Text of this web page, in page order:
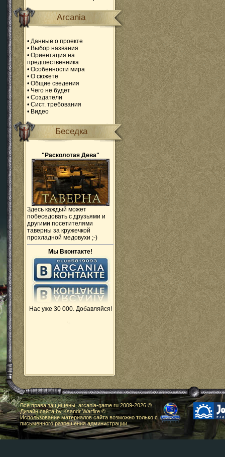
Arcania
• Данные о проекте
• Выбор названия
• Ориентация на
предшественника
• Особенности мира
• О сюжете
• Общие сведения
• Чего не будет
• Создатели
• Сист. требования
• Видео
Беседка
"Расколотая Дева"
Здесь каждый может
побеседовать с друзьями и
другими посетителями
таверны за кружечкой
прохладной медовухи ;-)
Мы Вконтакте!
Нас уже 30 000. Добавляйся!
Все права защищены,arcania-game.ru2009-2026 ©
Дизайн сайта byKsandr Warfire©
Использование материалов сайта возможно только с
письменного разрешения администрации.